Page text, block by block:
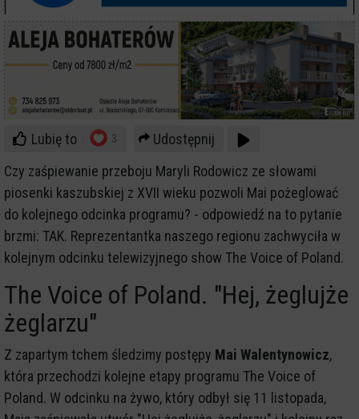
Lubię to 3
Udostępnij
Czy zaśpiewanie przeboju Maryli Rodowicz ze słowami
piosenki kaszubskiej z XVII wieku pozwoli Mai pożeglować
do kolejnego odcinka programu? - odpowiedź na to pytanie
brzmi: TAK. Reprezentantka naszego regionu zachwyciła w
kolejnym odcinku telewizyjnego show The Voice of Poland.
The Voice of Poland. "Hej, żeglujże
żeglarzu"
Z zapartym tchem śledzimy postępy Mai Walentynowicz,
która przechodzi kolejne etapy programu The Voice of
Poland. W odcinku na żywo, który odbył się 11 listopada,